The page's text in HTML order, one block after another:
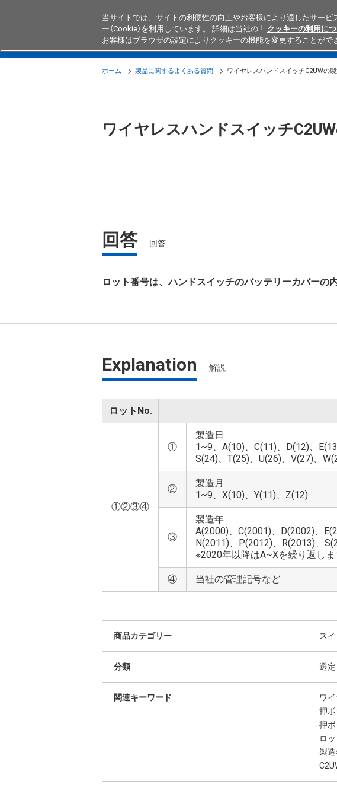
Japan
製品 業界・用途別商品 知る・学ぶ テクニカ
ホーム 製品に関するよくある質問 ワイヤレスハンドスイッチC2UWの
ワイヤレスハンドスイッチ
回答 回答
ロット番号は、ハンドスイッチのバッテリーカバーの
Explanation 解説
ロットNo.
①②③④
①
製造日
1~9、A(10)、C(11)、D(12)、
S(24)、T(25)、U(26)、V(27)、
②
製造月
1~9、X(10)、Y(11)、Z(12)
③
製造年
A(2000)、C(2001)、D(2002)、
N(2011)、P(2012)、R(2013)、
※2020年以降はA~Xを繰り返しま
④ 当社の管理記号など
商品カテゴリー ス
分類 選
関連キーワード
ワ
押
押
ロ
製
当サイトでは、サイトの利便性の向上やお客様により適したサービ
ー（Cookie）を利用しています。 詳細は当社の 「 クッキーの利用に
お客様はブラウザの設定によりクッキーの機能を変更することがで